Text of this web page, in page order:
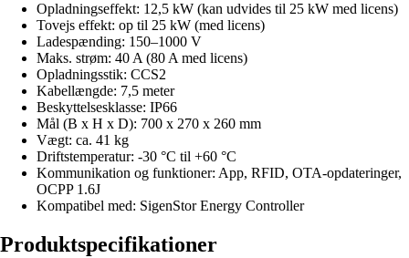
Opladningseffekt: 12,5 kW (kan udvides til 25 kW med licens)
Tovejs effekt: op til 25 kW (med licens)
Ladespænding: 150–1000 V
Maks. strøm: 40 A (80 A med licens)
Opladningsstik: CCS2
Kabellængde: 7,5 meter
Beskyttelsesklasse: IP66
Mål (B x H x D): 700 x 270 x 260 mm
Vægt: ca. 41 kg
Driftstemperatur: -30 °C til +60 °C
Kommunikation og funktioner: App, RFID, OTA-opdateringer,
OCPP 1.6J
Kompatibel med: SigenStor Energy Controller
Produktspecifikationer